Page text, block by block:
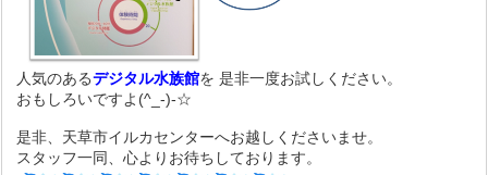
人気のあるデジタル水族館を 是非一度お試しください。
おもしろいですよ(^_-)-☆
是非、天草市イルカセンターへお越しくださいませ。
スタッフ一同、心よりお待ちしております。